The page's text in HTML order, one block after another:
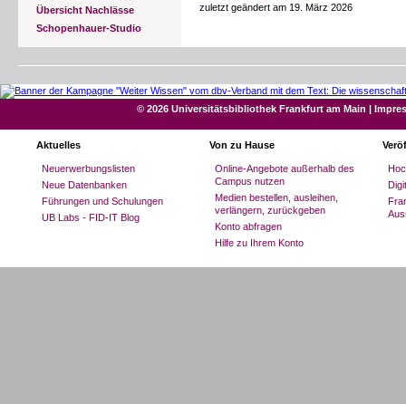
Übersicht Nachlässe
Schopenhauer-Studio
zuletzt geändert am 19. März 2026
© 2026 Universitätsbibliothek Frankfurt am Main |
Aktuelles
Neuerwerbungslisten
Neue Datenbanken
Führungen und Schulungen
UB Labs - FID-IT Blog
Von zu Hause
Online-Angebote außerhalb des
Campus nutzen
Medien bestellen, ausleihen,
verlängern, zurückgeben
Konto abfragen
Hilfe zu Ihrem Konto